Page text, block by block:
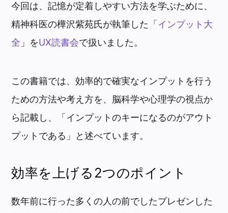
今回は、記憶が定着しやすい方法を学ぶために、
精神科医の樺沢紫苑氏が執筆した「 インプット大
全 」をUX読書会で扱いました。
この書籍では、効率的で確実なインプットを行う
ための方法や考え方を、脳科学や心理学の視点か
ら記載し、「インプットのキーになるのがアウト
プットである」と述べています。
効率を上げる2つのポイント
数年前に行った多くの人の前でしたプレゼンした